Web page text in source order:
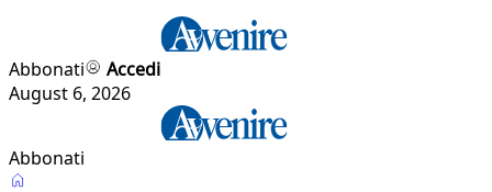
Abbonati
Accedi
August 6, 2026
Abbonati